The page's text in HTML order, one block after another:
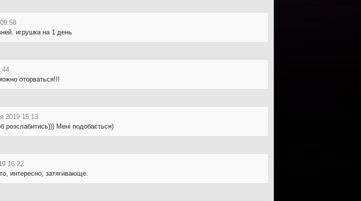
игрушка на 1 день
оторваться!!!
2019 15:13
розслабитись))) Мені подобається)
16:22
интересно, затягивающе.